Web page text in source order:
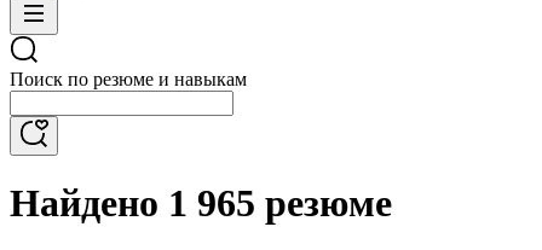
Поиск по резюме и навыкам
Найдено 1 965 резюме